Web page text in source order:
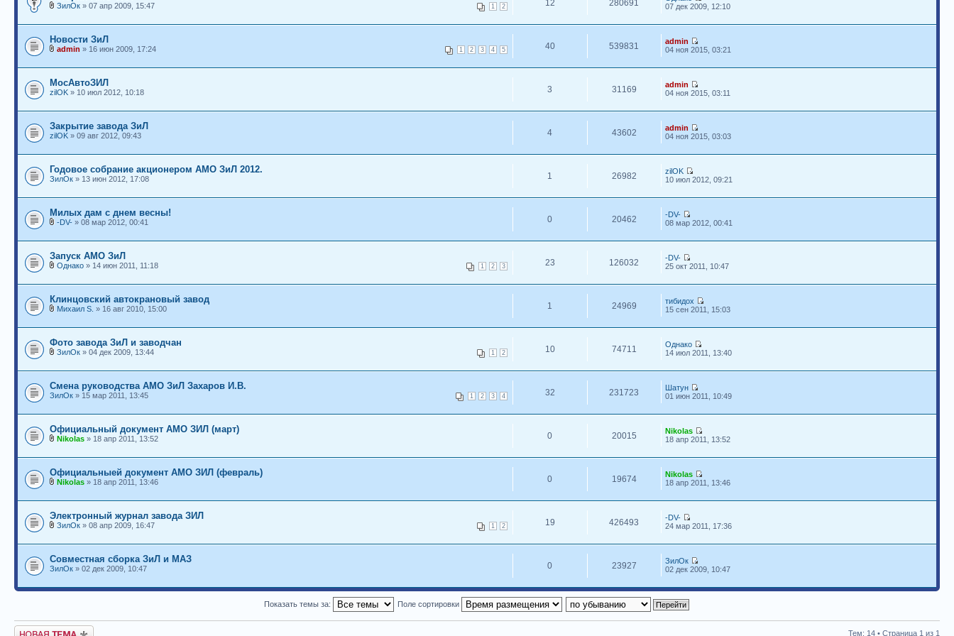
1 2
ЗилОк » 07 апр 2009, 15:47 12 280691
07 дек 2009, 12:10
Новости ЗиЛ
1 2 3 4 5
admin » 16 июн 2009, 17:24 40 539831
admin
04 ноя 2015, 03:21
МосАвтоЗИЛ
zilOK » 10 июл 2012, 10:18 3 31169
admin
04 ноя 2015, 03:11
Закрытие завода ЗиЛ
zilOK » 09 авг 2012, 09:43 4 43602
admin
04 ноя 2015, 03:03
Годовое собрание акционером АМО ЗиЛ 2012.
ЗилОк » 13 июн 2012, 17:08 1 26982
zilOK
10 июл 2012, 09:21
Милых дам с днем весны!
-DV- » 08 мар 2012, 00:41 0 20462
-DV-
08 мар 2012, 00:41
Запуск АМО ЗиЛ
1 2 3
Однако » 14 июн 2011, 11:18 23 126032
-DV-
25 окт 2011, 10:47
Клинцовский автокрановый завод
Михаил S. » 16 авг 2010, 15:00 1 24969
тибидох
15 сен 2011, 15:03
Фото завода ЗиЛ и заводчан
1 2
ЗилОк » 04 дек 2009, 13:44 10 74711
Однако
14 июл 2011, 13:40
Смена руководства АМО ЗиЛ Захаров И.В.
1 2 3 4
ЗилОк » 15 мар 2011, 13:45 32 231723
Шатун
01 июн 2011, 10:49
Официальный документ АМО ЗИЛ (март)
Nikolas » 18 апр 2011, 13:52 0 20015
Nikolas
18 апр 2011, 13:52
Официальныей документ АМО ЗИЛ (февраль)
Nikolas » 18 апр 2011, 13:46 0 19674
Nikolas
18 апр 2011, 13:46
Электронный журнал завода ЗИЛ
1 2
ЗилОк » 08 апр 2009, 16:47 19 426493
-DV-
24 мар 2011, 17:36
Совместная сборка ЗиЛ и МАЗ
ЗилОк » 02 дек 2009, 10:47 0 23927
ЗилОк
02 дек 2009, 10:47
Показать темы за: Поле сортировки
Новая тема Тем: 14 • Страница 1 из 1